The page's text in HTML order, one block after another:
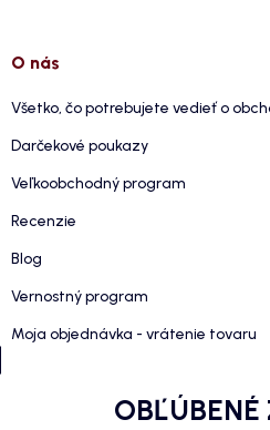
O nás
Všetko, čo potrebujete vedieť o
Darčekové poukazy
Veľkoobchodný program
Recenzie
Blog
Vernostný program
Moja objednávka - vrátenie tovaru